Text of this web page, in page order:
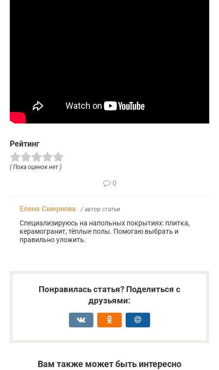
Рейтинг
( Пока оценок нет )
0
Елена Смирнова / автор статьи
Специализируюсь на напольных покрытиях: плитка,
керамогранит, тёплые полы. Помогаю выбрать и
правильно уложить.
Понравилась статья? Поделиться с
друзьями:
Вам также может быть интересно